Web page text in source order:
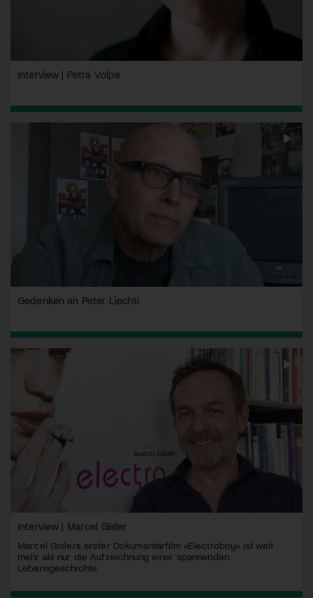
Interview | Petra Volpe
Gedenken an Peter Liechti
Interview | Marcel Gisler
Marcel Gislers erster Dokumentarfilm «Electroboy» ist weit
mehr als nur die Aufzeichnung einer spannenden
Lebensgeschichte